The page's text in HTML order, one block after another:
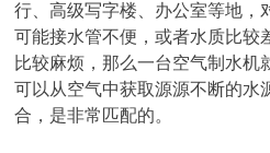
行、高级写字楼、办公室等地，
可能接水管不便，或者水质比较
比较麻烦，那么一台空气制水机
可以从空气中获取源源不断的水
合，是非常匹配的。